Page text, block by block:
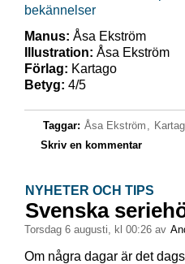
bekännelser
Manus: Åsa Ekström
Illustration: Åsa Ekström
Förlag: Kartago
Betyg: 4/5
Taggar: Åsa Ekström ,
Skriv en kommentar
NYHETER OCH TIPS
Svenska
torsdag 6 augusti, kl 00:26 av
Om några dagar är det